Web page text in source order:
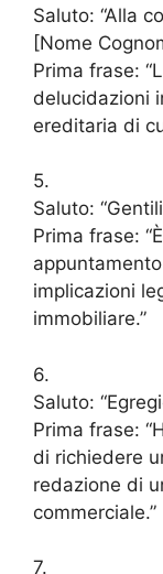
Saluto: “Alla
[Nome
Prima frase:
delucidazioni
ereditaria di
5.
Saluto:
Prima frase:
implicazioni
immobiliare.”
6.
Saluto:
Prima frase:
di richiedere
redazione di
commerciale.”
7.